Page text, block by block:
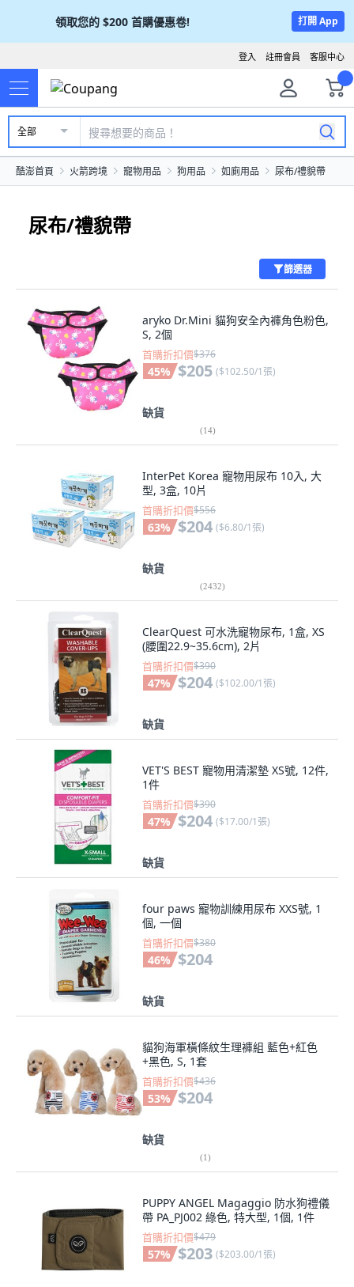
領取您的 $200 首購優惠卷! 打開 App
客服中心
註冊會員
登入
全部
酷澎首頁 火箭跨境 寵物用品 狗用品 如廁用品 尿布/禮貌帶
尿布/禮貌帶
篩選器
aryko Dr.Mini 貓狗安全內褲角色粉色,
S, 2個
首購折扣價$376
45% $205 ($102.50/1張)
缺貨
(14)
InterPet Korea 寵物用尿布 10入, 大
型, 3盒, 10片
首購折扣價$556
63% $204 ($6.80/1張)
缺貨
(2432)
ClearQuest 可水洗寵物尿布, 1盒, XS
(腰圍22.9~35.6cm), 2片
首購折扣價$390
47% $204 ($102.00/1張)
缺貨
VET'S BEST 寵物用清潔墊 XS號, 12件,
1件
首購折扣價$390
47% $204 ($17.00/1張)
缺貨
four paws 寵物訓練用尿布 XXS號, 1
個, 一個
首購折扣價$380
46% $204
缺貨
貓狗海軍橫條紋生理褲組 藍色+紅色
+黑色, S, 1套
首購折扣價$436
53% $204
缺貨
(1)
PUPPY ANGEL Magaggio 防水狗禮儀
帶 PA_PJ002 綠色, 特大型, 1個, 1件
首購折扣價$479
57% $203 ($203.00/1張)